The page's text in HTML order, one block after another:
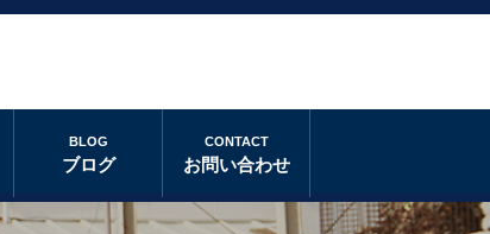
BLOG
ブログ
CONTACT
お問い合わせ